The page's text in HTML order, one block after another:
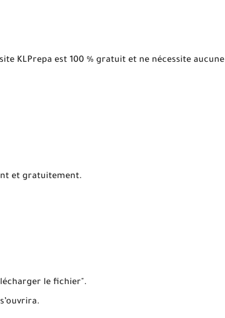
KLPrepa est 100 % gratuit et ne nécessite aucune
et gratuitement.
le fichier".